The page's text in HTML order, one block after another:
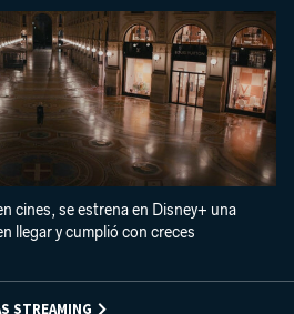
cines, se estrena en Disney+ una
llegar y cumplió con creces
STREAMING